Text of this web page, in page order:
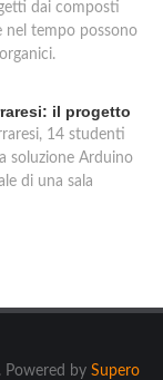
dai composti
nel tempo possono
il progetto
14 studenti
soluzione Arduino
di una sala
by Supero